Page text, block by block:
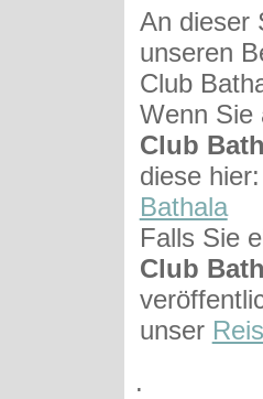
An dieser
unseren
Club
Wenn Sie
Club
diese hier:
Bathala
Falls Sie
Club
unser
.